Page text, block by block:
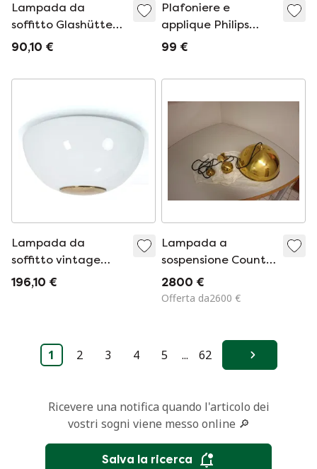
Lampada da
soffitto Glashütte
Limburg
90,10 €
Plafoniere e
applique Philips
Comptalux
99 €
Lampada da
soffitto vintage
Limburg
196,10 €
Lampada a
sospensione Counter
Balance “Solan” di
Florian Schulz –
2800 €
Offerta da2600 €
1 2 3 4 5 ... 62 Avanti
Ricevere una notifica quando l'articolo dei
vostri sogni viene messo online 🔎
Salva la ricerca